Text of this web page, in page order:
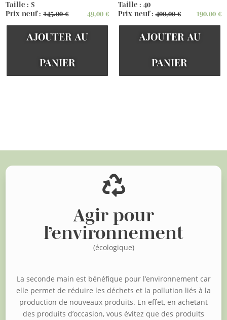
Taille : S
Prix neuf :145,00€ 49,00€
AJOUTER AU
PANIER
Taille : 40
Prix neuf :400,00€ 190,00 €
AJOUTER AU
PANIER

Agir pour
l’environnement
(écologique)
La seconde main est bénéfique pour l’environnement car
elle permet de réduire les déchets et la pollution liés à la
production de nouveaux produits. En effet, en achetant
des produits d’occasion, vous évitez que des produits